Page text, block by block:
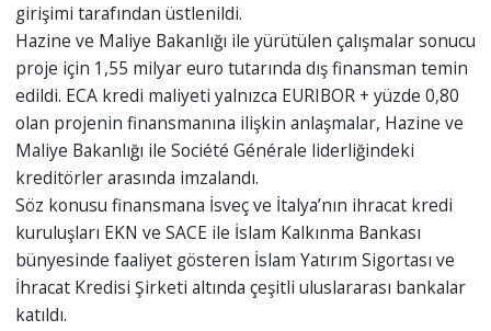
girişimi tarafından üstlenildi.
Hazine ve Maliye Bakanlığı ile yürütülen çalışmalar sonucu
proje için 1,55 milyar euro tutarında dış finansman temin
edildi. ECA kredi maliyeti yalnızca EURIBOR + yüzde 0,80
olan projenin finansmanına ilişkin anlaşmalar, Hazine ve
Maliye Bakanlığı ile Société Générale liderliğindeki
kreditörler arasında imzalandı.
Söz konusu finansmana İsveç ve İtalya’nın ihracat kredi
kuruluşları EKN ve SACE ile İslam Kalkınma Bankası
bünyesinde faaliyet gösteren İslam Yatırım Sigortası ve
İhracat Kredisi Şirketi altında çeşitli uluslararası bankalar
katıldı.